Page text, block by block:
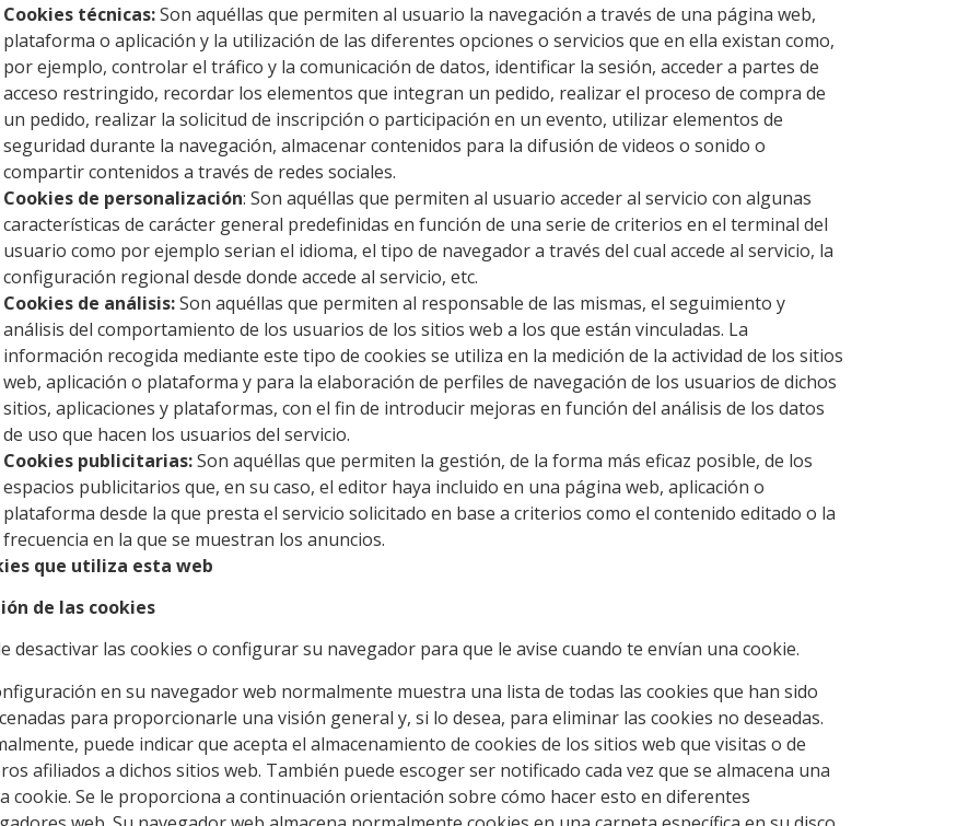
Cookies técnicas:Son aquéllas que permiten al usuario la navegación a través de una página web,
plataforma o aplicación y la utilización de las diferentes opciones o servicios que en ella existan como,
por ejemplo, controlar el tráfico y la comunicación de datos, identificar la sesión, acceder a partes de
acceso restringido, recordar los elementos que integran un pedido, realizar el proceso de compra de
un pedido, realizar la solicitud de inscripción o participación en un evento, utilizar elementos de
seguridad durante la navegación, almacenar contenidos para la difusión de videos o sonido o
compartir contenidos a través de redes sociales.
Cookies de personalización: Son aquéllas que permiten al usuario acceder al servicio con algunas
características de carácter general predefinidas en función de una serie de criterios en el terminal del
usuario como por ejemplo serian el idioma, el tipo de navegador a través del cual accede al servicio, la
configuración regional desde donde accede al servicio, etc.
Cookies de análisis:Son aquéllas que permiten al responsable de las mismas, el seguimiento y
análisis del comportamiento de los usuarios de los sitios web a los que están vinculadas. La
información recogida mediante este tipo de cookies se utiliza en la medición de la actividad de los sitios
web, aplicación o plataforma y para la elaboración de perfiles de navegación de los usuarios de dichos
sitios, aplicaciones y plataformas, con el fin de introducir mejoras en función del análisis de los datos
de uso que hacen los usuarios del servicio.
Cookies publicitarias:Son aquéllas que permiten la gestión, de la forma más eficaz posible, de los
espacios publicitarios que, en su caso, el editor haya incluido en una página web, aplicación o
plataforma desde la que presta el servicio solicitado en base a criterios como el contenido editado o la
frecuencia en la que se muestran los anuncios.
que utiliza esta web
de las cookies
desactivar las cookies o configurar su navegador para que le avise cuando te envían una cookie.
en su navegador web normalmente muestra una lista de todas las cookies que han sido
para proporcionarle una visión general y, si lo desea, para eliminar las cookies no deseadas.
puede indicar que acepta el almacenamiento de cookies de los sitios web que visitas o de
afiliados a dichos sitios web. También puede escoger ser notificado cada vez que se almacena una
cookie. Se le proporciona a continuación orientación sobre cómo hacer esto en diferentes